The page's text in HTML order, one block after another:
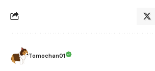
Tomochan01